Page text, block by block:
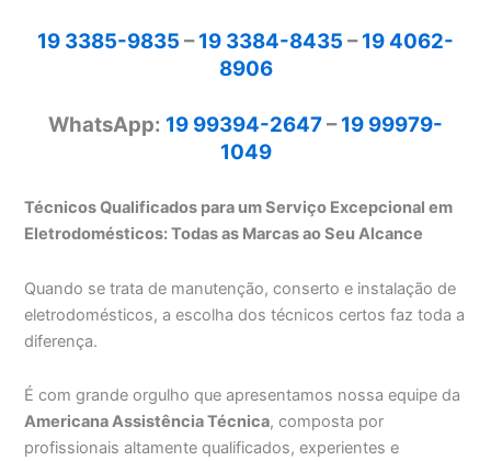
19 3385-9835 –19 3384-8435 –19 4062-
8906
WhatsApp: 19 99394-2647–19 99979-
1049
Técnicos Qualificados para um Serviço Excepcional em
Eletrodomésticos: Todas as Marcas ao Seu Alcance
Quando se trata de manutenção, conserto e instalação de
eletrodomésticos, a escolha dos técnicos certos faz toda a
diferença.
É com grande orgulho que apresentamos nossa equipe da
Americana Assistência Técnica, composta por
profissionais altamente qualificados, experientes e